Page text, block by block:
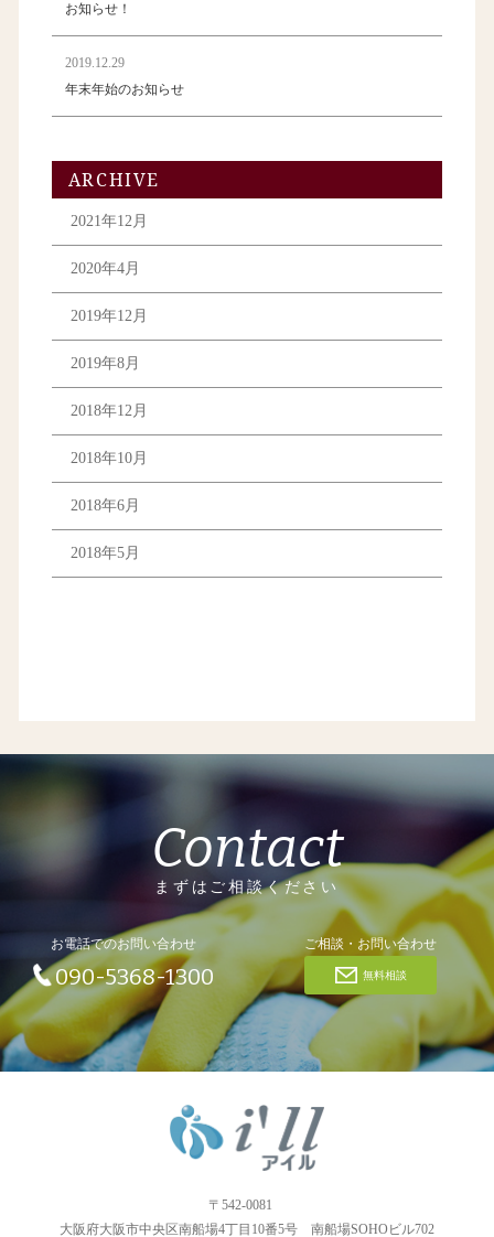
お知らせ！
2019.12.29
年末年始のお知らせ
ARCHIVE
2021年12月
2020年4月
2019年12月
2019年8月
2018年12月
2018年10月
2018年6月
2018年5月
Contact
まずはご相談ください
お電話でのお問い合わせ
090-5368-1300
ご相談・お問い合わせ
無料相談
〒542-0081
大阪府大阪市中央区南船場4丁目10番5号 南船場SOHOビル702